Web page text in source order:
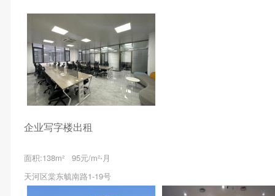
企业写字楼出租
面积:138m² 95元/m²⋅月
天河区棠东毓南路1-19号